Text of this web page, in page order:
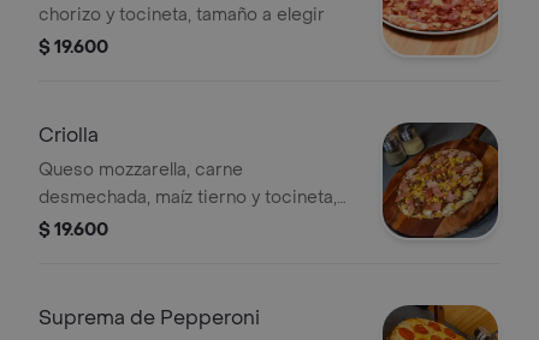
chorizo y tocineta, tamaño a elegir
$ 19.600
Criolla
Queso mozzarella, carne
desmechada, maíz tierno y tocineta,
tamaño a elegir
$ 19.600
Suprema de Pepperoni